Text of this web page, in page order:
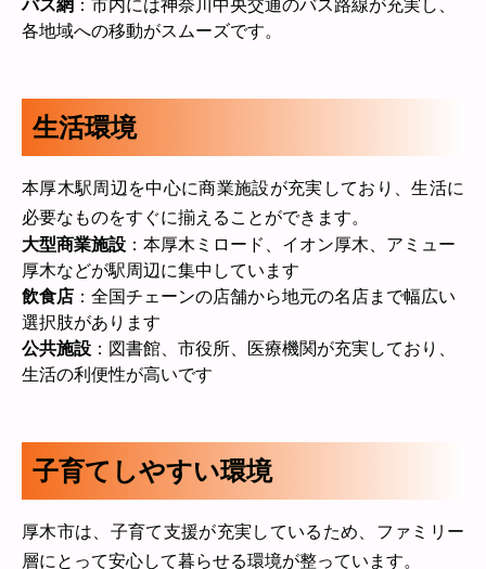
バス網 ：市内には神奈川中央交通のバス路線が充実し、
各地域への移動がスムーズです。
生活環境
本厚木駅周辺を中心に商業施設が充実しており、生活に
必要なものをすぐに揃えることができます。
大型商業施設 ：本厚木ミロード、イオン厚木、アミュー
厚木などが駅周辺に集中しています
飲食店 ：全国チェーンの店舗から地元の名店まで幅広い
選択肢があります
公共施設 ：図書館、市役所、医療機関が充実しており、
生活の利便性が高いです
子育てしやすい環境
厚木市は、子育て支援が充実しているため、ファミリー
層にとって安心して暮らせる環境が整っています。